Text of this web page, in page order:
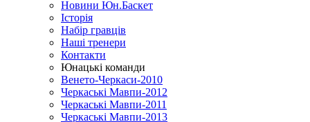
Новини Юн.Баскет
Історія
Набір гравців
Наші тренери
Контакти
Юнацькі команди
Венето-Черкаси-2010
Черкаські Мавпи-2012
Черкаські Мавпи-2011
Черкаські Мавпи-2013